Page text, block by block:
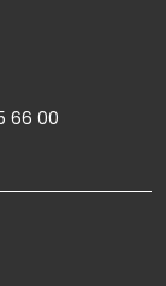
66 00